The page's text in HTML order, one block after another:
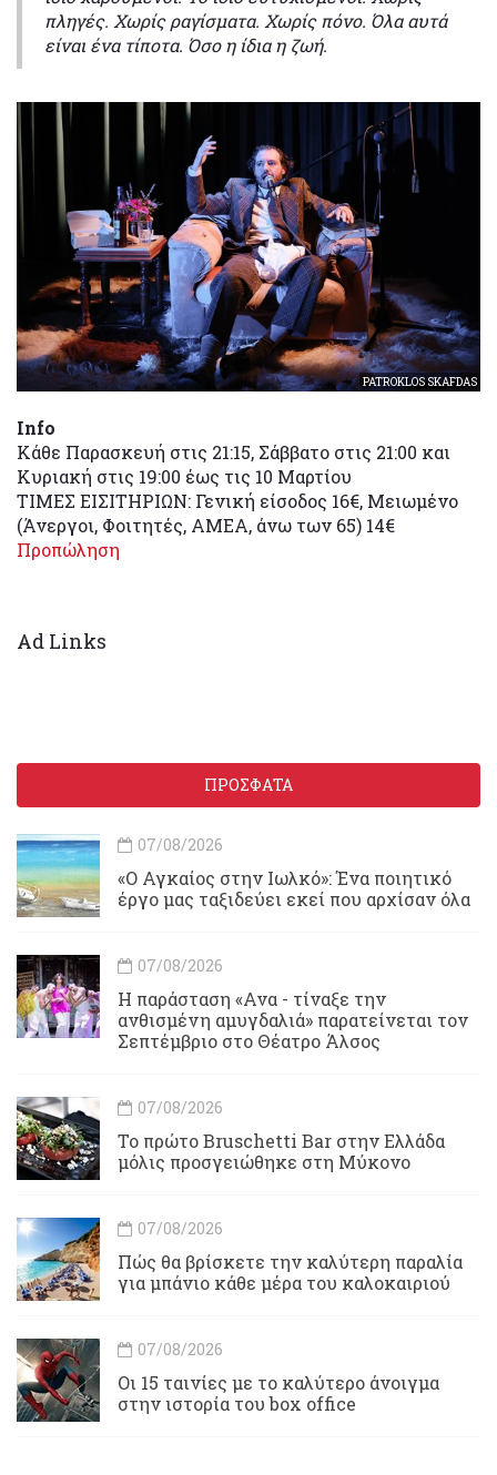
πληγές. Χωρίς ραγίσματα. Χωρίς πόνο. Όλα αυτά
είναι ένα τίποτα. Όσο η ίδια η ζωή.
PATROKLOS SKAFDAS
Info
Kάθε Παρασκευή στις 21:15, Σάββατο στις 21:00 και
Κυριακή στις 19:00 έως τις 10 Μαρτίου
ΤΙΜΕΣ ΕΙΣΙΤΗΡΙΩΝ: Γενική είσοδος 16€, Μειωμένο
(Άνεργοι, Φοιτητές, ΑΜΕΑ, άνω των 65) 14€
Προπώληση
Ad Links
ΠΡΟΣΦΑΤΑ
07/08/2026
«Ο Αγκαίος στην Ιωλκό»: Ένα ποιητικό
έργο μας ταξιδεύει εκεί που αρχίσαν όλα
07/08/2026
Η παράσταση «Ανα - τίναξε την
ανθισμένη αμυγδαλιά» παρατείνεται τον
Σεπτέμβριο στο Θέατρο Άλσος
07/08/2026
Το πρώτο Bruschetti Bar στην Ελλάδα
μόλις προσγειώθηκε στη Μύκονο
07/08/2026
Πώς θα βρίσκετε την καλύτερη παραλία
για μπάνιο κάθε μέρα του καλοκαιριού
07/08/2026
Οι 15 ταινίες με το καλύτερο άνοιγμα
στην ιστορία του box office